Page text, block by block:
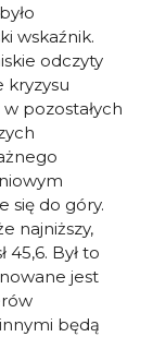
wskaźnik.
odczyty
kryzysu
pozostałych
się do góry.
najniższy,
Był to
jest
będą